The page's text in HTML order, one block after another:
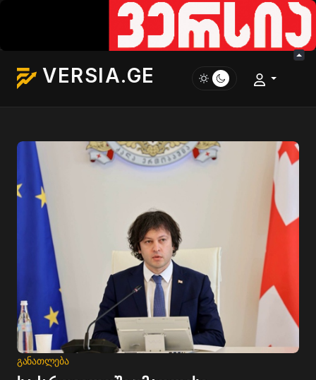
VERSIA.GE
ᲒᲐᲜᲐᲗᲚᲔᲑᲐ